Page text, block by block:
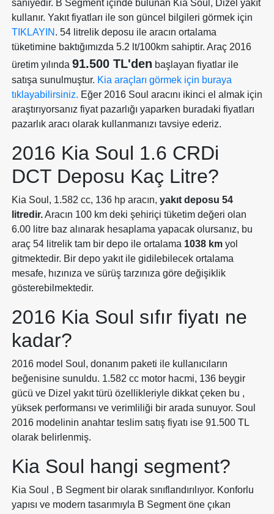
saniyedir. B Segment içinde bulunan Kia Soul, Dizel yakıt
kullanır. Yakıt fiyatları ile son güncel bilgileri görmek için
TIKLAYIN . 54 litrelik deposu ile aracın ortalama
tüketimine baktığımızda 5.2 lt/100km sahiptir. Araç 2016
üretim yılında 91.500 TL'den başlayan fiyatlar ile
satışa sunulmuştur. Kia araçları görmek için buraya
tıklayabilirsiniz. Eğer 2016 Soul aracını ikinci el almak için
araştırıyorsanız fiyat pazarlığı yaparken buradaki fiyatları
pazarlık aracı olarak kullanmanızı tavsiye ederiz.
2016 Kia Soul 1.6 CRDi
DCT Deposu Kaç Litre?
Kia Soul, 1.582 cc, 136 hp aracın, yakıt deposu 54
litredir.Aracın 100 km deki şehiriçi tüketim değeri olan
6.00 litre baz alınarak hesaplama yapacak olursanız, bu
araç 54 litrelik tam bir depo ile ortalama 1038 km yol
gitmektedir. Bir depo yakıt ile gidilebilecek ortalama
mesafe, hızınıza ve sürüş tarzınıza göre değişiklik
gösterebilmektedir.
2016 Kia Soul sıfır fiyatı ne
kadar?
2016 model Soul, donanım paketi ile kullanıcıların
beğenisine sunuldu. 1.582 cc motor hacmi, 136 beygir
gücü ve Dizel yakıt türü özellikleriyle dikkat çeken bu ,
yüksek performansı ve verimliliği bir arada sunuyor. Soul
2016 modelinin anahtar teslim satış fiyatı ise 91.500 TL
olarak belirlenmiş.
Kia Soul hangi segment?
Kia Soul , B Segment bir olarak sınıflandırılıyor. Konforlu
yapısı ve modern tasarımıyla B Segment öne çıkan